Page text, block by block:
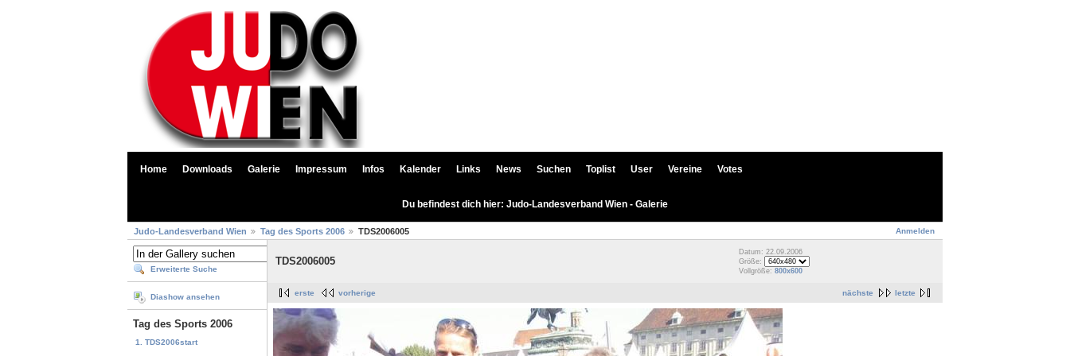
Home Downloads Galerie Impressum Infos Kalender Links News Suchen Toplist User Vereine Votes
Du befindest dich hier: Judo-Landesverband Wien - Galerie
Anmelden
Judo-Landesverband Wien Tag des Sports 2006 TDS2006005
Erweiterte Suche
Diashow ansehen
Tag des Sports 2006
1. TDS2006start
TDS2006005
Datum: 22.09.2006
Größe:
Vollgröße: 800x600
nächste letzte
erste vorherige